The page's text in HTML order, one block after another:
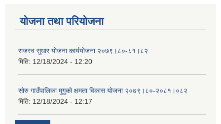
योजना तथा परियोजना
राजस्व सुधार योजना कार्ययोजना २०७९।८०-८१।८२
मिति: 12/18/2024 - 12:20
सोरु गाउँपालिका मुगुको क्षमता विकास योजना २०७९।८०-२०८१।०८२
मिति: 12/18/2024 - 12:17